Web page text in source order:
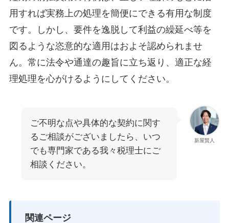
用すれば実務上の処理を簡便にできる有用な制度
です。しかし、要件を逸脱して利益の繰延べ等を
図るような恣意的な適用はおよそ認められませ
ん。常に法令や通達の趣旨に立ち返り、適正な経
理処理を心がけるようにしてください。
新屋賢人
ご不明な点や具体的な契約に関す
るご相談がございましたら、いつ
でも専門家である我々税理士にご
相談ください。
関連ページ